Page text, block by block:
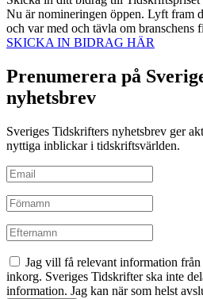
Nu är nomineringen öppen. Lyft fram
och var med och tävla om branschens
SKICKA IN BIDRAG HÄR
Prenumerera på
nyhetsbrev
Sveriges Tidskrifters nyhetsbrev ger
nyttiga inblickar i tidskriftsvärlden.
Jag vill få relevant information
inkorg. Sveriges Tidskrifter ska inte
information. Jag kan när som helst